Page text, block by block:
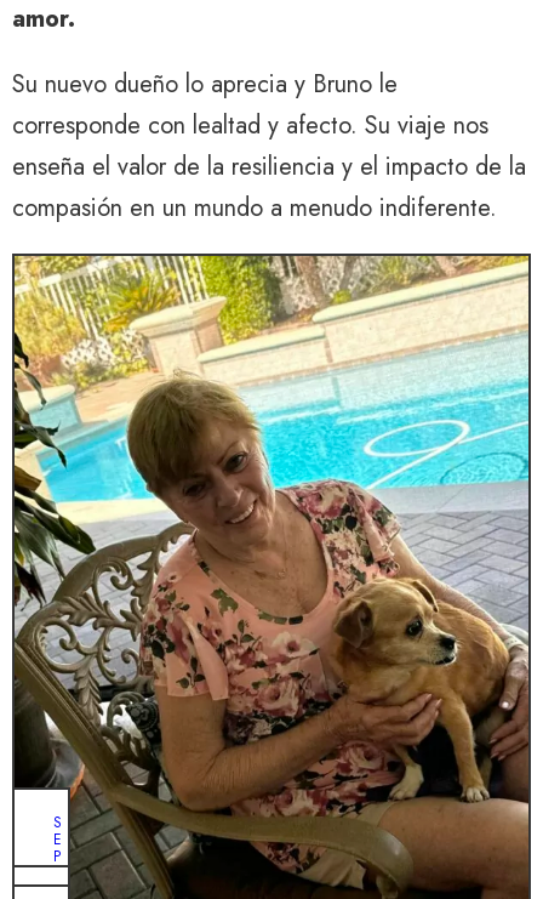
amor.
Su nuevo dueño lo aprecia y Bruno le
corresponde con lealtad y afecto. Su viaje nos
enseña el valor de la resiliencia y el impacto de la
compasión en un mundo a menudo indiferente.
S
E
P
T
I